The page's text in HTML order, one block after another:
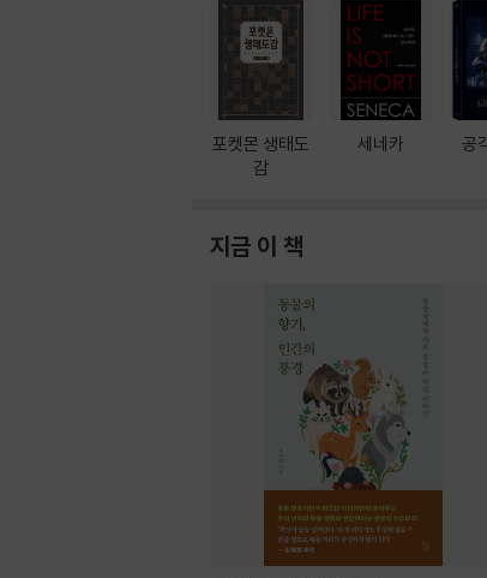
포켓몬 생태도
감
세네카 공
지금 이 책